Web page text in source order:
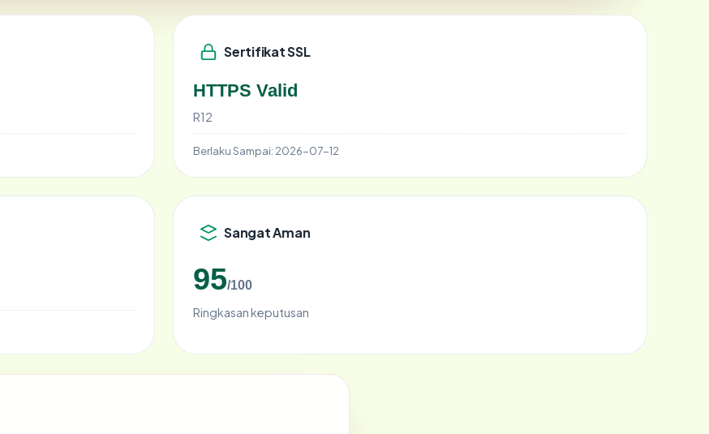
Sertifikat SSL
HTTPS Valid
R12
Berlaku Sampai: 2026-07-12
Sangat Aman
95/100
Ringkasan keputusan